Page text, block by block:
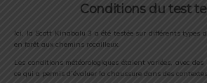
Conditions du test
Ici, la Scott Kinabalu 3 a été testée sur différents types
en forêt aux chemins rocailleux.
Les conditions météorologiques étaient variées, avec
ce qui a permis d’évaluer la chaussure dans des